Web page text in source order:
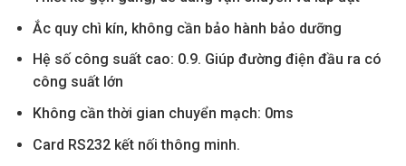
Ắc quy chì kín, không cần bảo hành bảo dưỡng
Hệ số công suất cao: 0.9. Giúp đường điện đầu ra có
công suất lớn
Không cần thời gian chuyển mạch: 0ms
Card RS232 kết nối thông minh.